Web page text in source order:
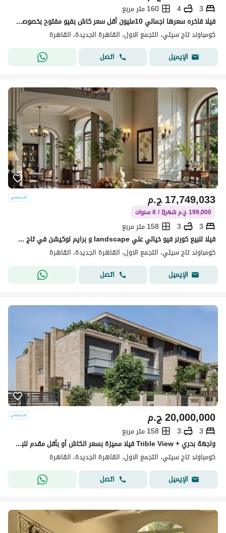
3
4
160 متر مربع
فيلا فاخره سعرها اجمالي 10مليون أقل سعر كاش بفيو مفتوح بخصوصيه كامله للبيع في تاج سيتي Taj city القاهره الجديده التجمع الخامس
كومباوند تاج سيتي، التجمع الاول، القاهرة الجديدة، القاهرة
الإيميل
اتصل
ج.م17,749,033
199,000 ج.م شهريًا / 8 سنوات
3
3
158 متر مربع
فيلا للبيع كورنر فيو خيالي علي landscape و برايم لوكيشن في تاج سيتي taj city بالتقسيط
كومباوند تاج سيتي، التجمع الاول، القاهرة الجديدة، القاهرة
الإيميل
اتصل
ج.م20,000,000
3
3
158 متر مربع
واجهة بحري + Trible View فيلا مميزة بسعر الكاش أو بأقل مقدم للبيع في تاج سيتي التجمع الأول بجوار جاردينيا ودقائق من شيراتون Taj City New Cairo
كومباوند تاج سيتي، التجمع الاول، القاهرة الجديدة، القاهرة
الإيميل
اتصل